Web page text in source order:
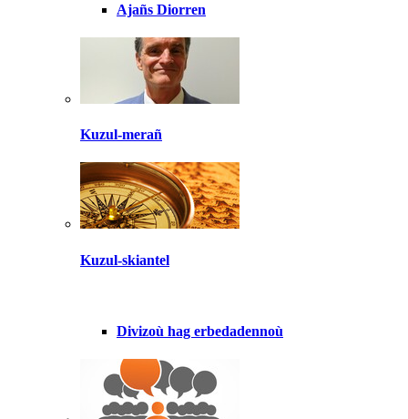
Ajañs Diorren
Kuzul-merañ
Kuzul-skiantel
Divizoù hag erbedadennoù